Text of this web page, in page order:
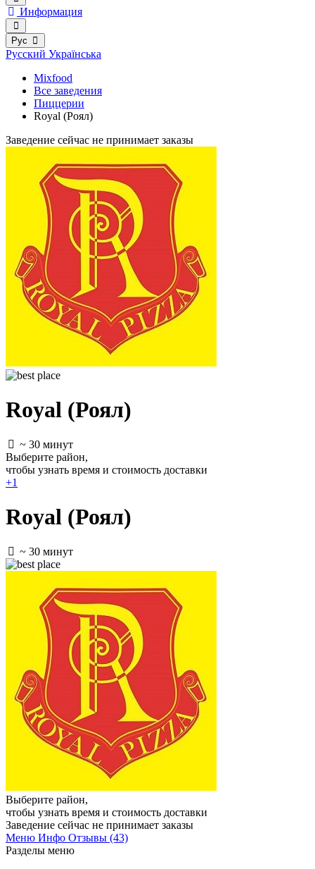
Информация
Рус
Русский Українська
Mixfood
Все заведения
Пиццерии
Royal (Роял)
Заведение сейчас не принимает заказы
Royal (Роял)
~ 30 минут
Выберите район,
чтобы узнать время и стоимость доставки
+1
Royal (Роял)
~ 30 минут
Выберите район,
чтобы узнать время и стоимость доставки
Заведение сейчас не принимает заказы
Меню Инфо Отзывы (43)
Разделы меню